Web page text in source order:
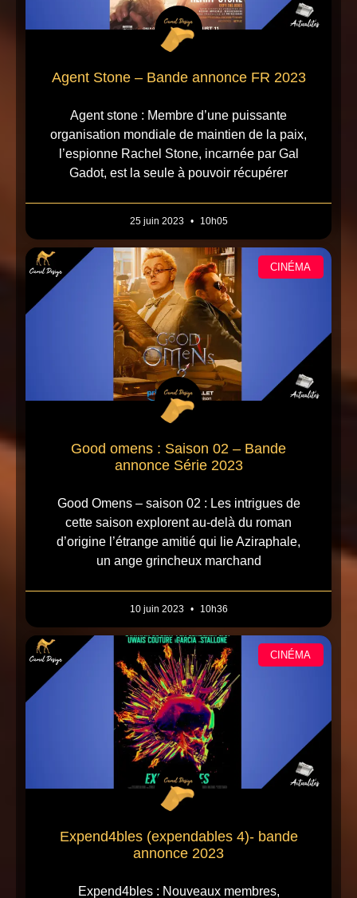
Agent Stone – Bande annonce FR 2023
Agent stone : Membre d’une puissante
organisation mondiale de maintien de la paix,
l’espionne Rachel Stone, incarnée par Gal
Gadot, est la seule à pouvoir récupérer
25 juin 2023 10h05
CINÉMA
Good omens : Saison 02 – Bande
annonce Série 2023
Good Omens – saison 02 : Les intrigues de
cette saison explorent au-delà du roman
d’origine l’étrange amitié qui lie Aziraphale,
un ange grincheux marchand
10 juin 2023 10h36
CINÉMA
Expend4bles (expendables 4)- bande
annonce 2023
Expend4bles : Nouveaux membres,